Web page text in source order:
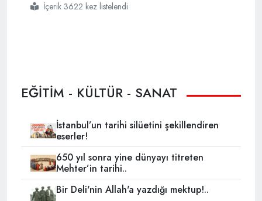
#89
# İçerik 3622 kez listelendi
EĞİTİM - KÜLTÜR - SANAT
İstanbul’un tarihi silüetini şekillendiren
eserler!
650 yıl sonra yine dünyayı titreten
Mehter’in tarihi..
Bir Deli'nin Allah'a yazdığı mektup!..